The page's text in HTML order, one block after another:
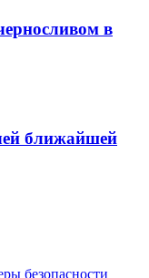
в
ближайшей